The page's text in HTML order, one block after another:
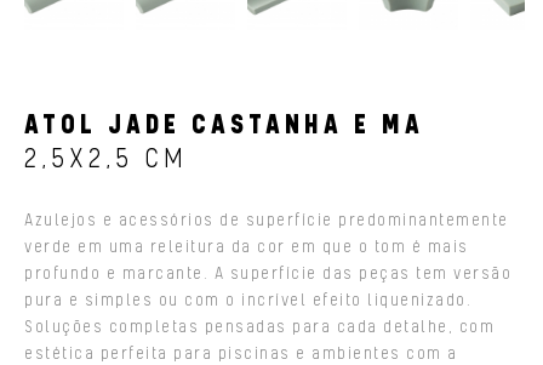
ATOL JADE CASTANHA E MA
2,5X2,5 CM
Azulejos e acessórios de superfície predominantemente
verde em uma releitura da cor em que o tom é mais
profundo e marcante. A superfície das peças tem versão
pura e simples ou com o incrível efeito liquenizado.
Soluções completas pensadas para cada detalhe, com
estética perfeita para piscinas e ambientes com a